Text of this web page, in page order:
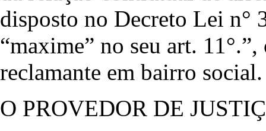
disposto no Decreto Lei n°
“maxime” no seu art.
reclamante em bairro social.
O PROVEDOR DE